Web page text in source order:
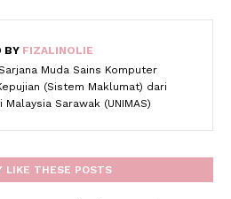
BY FIZALINOLIE
Muda Sains Komputer
(Sistem Maklumat) dari
Malaysia Sarawak (UNIMAS)
LIKE THESE POSTS